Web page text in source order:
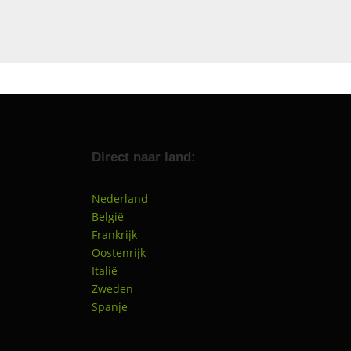
Direct naar land:
Nederland
België
Frankrijk
Oostenrijk
Italië
Zweden
Spanje